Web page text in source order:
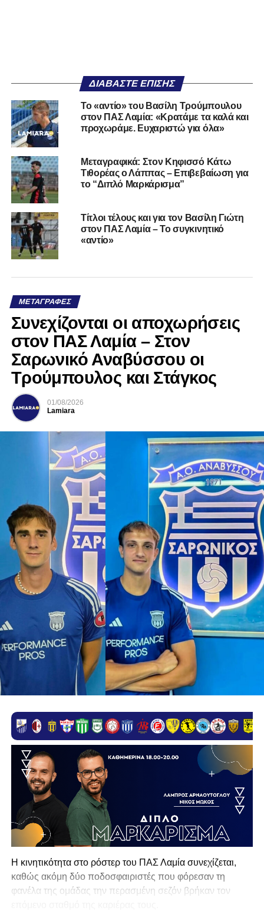
ΔΙΑΒΆΣΤΕ ΕΠΊΣΗΣ
Το «αντίο» του Βασίλη Τρούμπουλου
στον ΠΑΣ Λαμία: «Κρατάμε τα καλά και
προχωράμε. Ευχαριστώ για όλα»
Μεταγραφικά: Στον Κηφισσό Κάτω
Τιθορέας ο Λάππας – Επιβεβαίωση για
το “Διπλό Μαρκάρισμα”
Τίτλοι τέλους και για τον Βασίλη Γιώτη
στον ΠΑΣ Λαμία – Το συγκινητικό
«αντίο»
ΜΕΤΑΓΡΑΦΈΣ
Συνεχίζονται οι αποχωρήσεις
στον ΠΑΣ Λαμία – Στον
Σαρωνικό Αναβύσσου οι
Τρούμπουλος και Στάγκος
01/08/2026
Lamiara
Η κινητικότητα στο ρόστερ του ΠΑΣ Λαμία συνεχίζεται,
καθώς ακόμη δύο ποδοσφαιριστές που φόρεσαν τη
φανέλα της ομάδας την περασμένη σεζόν βρήκαν τον